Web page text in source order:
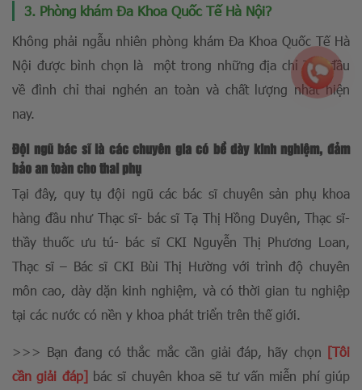
3. Phòng khám Đa Khoa Quốc Tế Hà Nội?
Không phải ngẫu nhiên phòng khám Đa Khoa Quốc Tế Hà
Nội được bình chọn là một trong những địa chỉ Top đầu
về đình chỉ thai nghén an toàn và chất lượng nhất hiện
nay.
Đội ngũ bác sĩ là các chuyên gia có bề dày kinh nghiệm, đảm
bảo an toàn cho thai phụ
Tại đây, quy tụ đội ngũ các bác sĩ chuyên sản phụ khoa
hàng đầu như Thạc sĩ- bác sĩ Tạ Thị Hồng Duyên, Thạc sĩ-
thầy thuốc ưu tú- bác sĩ CKI Nguyễn Thị Phương Loan,
Thạc sĩ – Bác sĩ CKI Bùi Thị Hường với trình độ chuyên
môn cao, dày dặn kinh nghiệm, và có thời gian tu nghiệp
tại các nước có nền y khoa phát triển trên thế giới.
>>> Bạn đang có thắc mắc cần giải đáp, hãy chọn [Tôi
cần giải đáp]bác sĩ chuyên khoa sẽ tư vấn miễn phí giúp